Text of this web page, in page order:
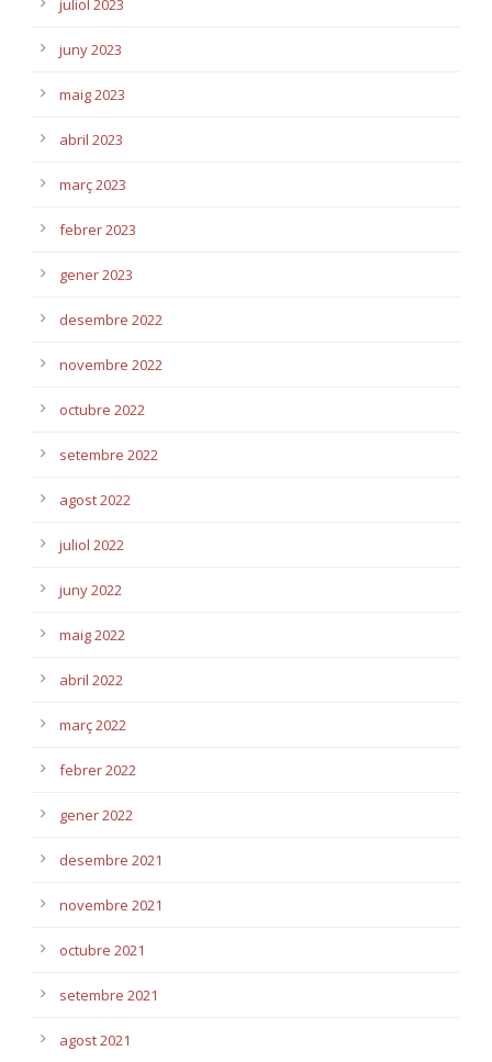
juliol 2023
juny 2023
maig 2023
abril 2023
març 2023
febrer 2023
gener 2023
desembre 2022
novembre 2022
octubre 2022
setembre 2022
agost 2022
juliol 2022
juny 2022
maig 2022
abril 2022
març 2022
febrer 2022
gener 2022
desembre 2021
novembre 2021
octubre 2021
setembre 2021
agost 2021